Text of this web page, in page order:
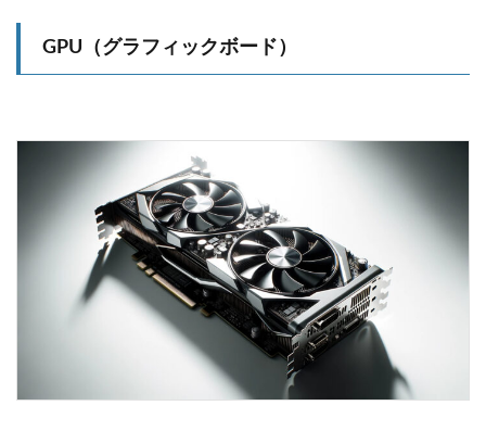
GPU（グラフィックボード）